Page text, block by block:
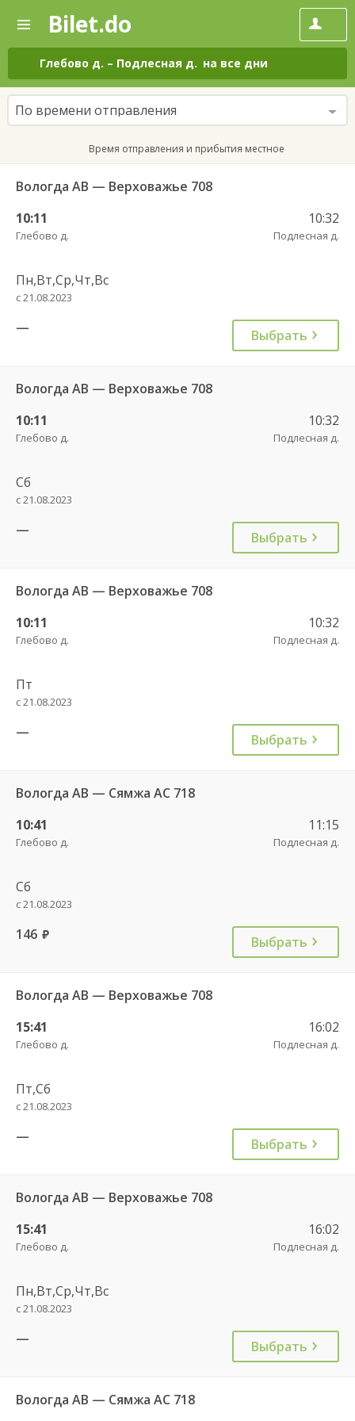
—
Поиск
и
покупка
билетов
на
автобус
онлайн
Bilet.do
Глебово д. – Подлесная д. на все дни
По времени отправления
Время отправления и прибытия местное
Вологда АВ — Верховажье 708
10:11
Глебово д.
10:32
Подлесная д.
Пн,Вт,Ср,Чт,Вс
с 21.08.2023
— Выбрать
Вологда АВ — Верховажье 708
10:11
Глебово д.
10:32
Подлесная д.
Сб
с 21.08.2023
— Выбрать
Вологда АВ — Верховажье 708
10:11
Глебово д.
10:32
Подлесная д.
Пт
с 21.08.2023
— Выбрать
Вологда АВ — Сямжа АС 718
10:41
Глебово д.
11:15
Подлесная д.
Сб
с 21.08.2023
146 руб. Выбрать
Вологда АВ — Верховажье 708
15:41
Глебово д.
16:02
Подлесная д.
Пт,Сб
с 21.08.2023
— Выбрать
Вологда АВ — Верховажье 708
15:41
Глебово д.
16:02
Подлесная д.
Пн,Вт,Ср,Чт,Вс
с 21.08.2023
— Выбрать
Вологда АВ — Сямжа АС 718